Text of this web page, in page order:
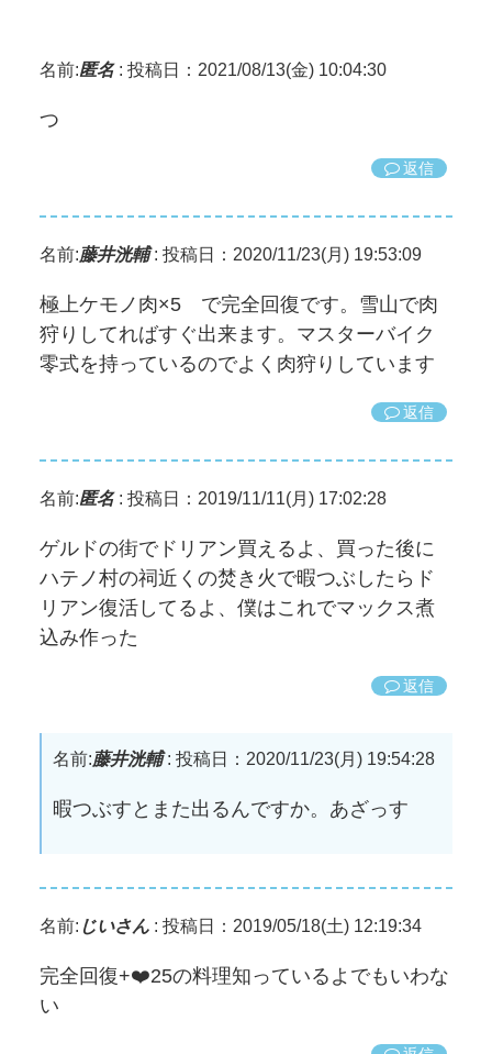
名前:匿名: 投稿日：2021/08/13(金) 10:04:30
つ
返信
名前:藤井洸輔: 投稿日：2020/11/23(月) 19:53:09
極上ケモノ肉×5 で完全回復です。雪山で肉
狩りしてればすぐ出来ます。マスターバイク
零式を持っているのでよく肉狩りしています
返信
名前:匿名: 投稿日：2019/11/11(月) 17:02:28
ゲルドの街でドリアン買えるよ、買った後に
ハテノ村の祠近くの焚き火で暇つぶしたらド
リアン復活してるよ、僕はこれでマックス煮
込み作った
返信
名前:藤井洸輔: 投稿日：2020/11/23(月) 19:54:28
暇つぶすとまた出るんですか。あざっす
名前: じいさん : 投稿日：2019/05/18(土) 12:19:34
完全回復+❤️25の料理知っているよでもいわな
い